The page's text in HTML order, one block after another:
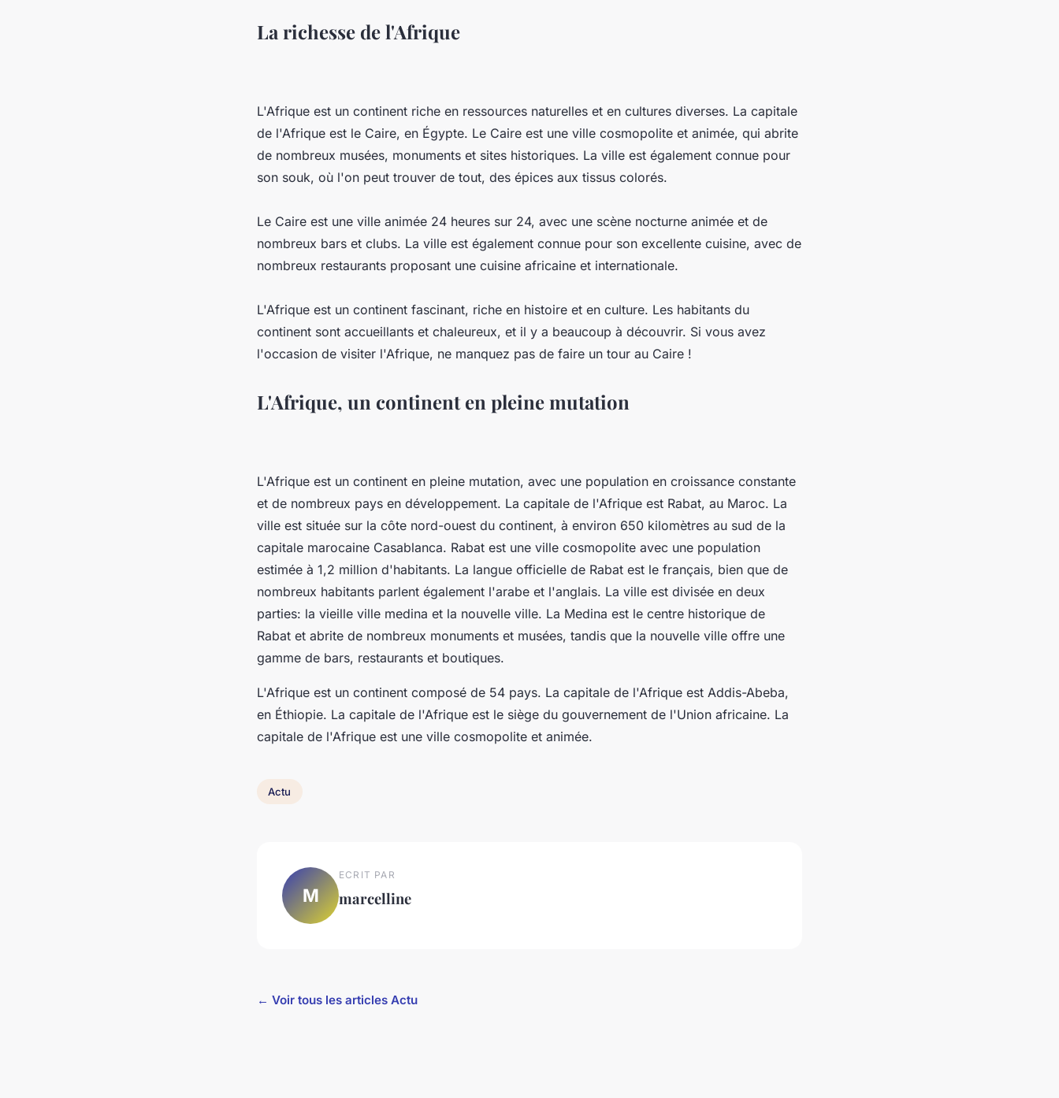
La richesse de l'Afrique
L'Afrique est un continent riche en ressources naturelles et en cultures diverses. La capitale
de l'Afrique est le Caire, en Égypte. Le Caire est une ville cosmopolite et animée, qui abrite
de nombreux musées, monuments et sites historiques. La ville est également connue pour
son souk, où l'on peut trouver de tout, des épices aux tissus colorés.
Le Caire est une ville animée 24 heures sur 24, avec une scène nocturne animée et de
nombreux bars et clubs. La ville est également connue pour son excellente cuisine, avec de
nombreux restaurants proposant une cuisine africaine et internationale.
L'Afrique est un continent fascinant, riche en histoire et en culture. Les habitants du
continent sont accueillants et chaleureux, et il y a beaucoup à découvrir. Si vous avez
l'occasion de visiter l'Afrique, ne manquez pas de faire un tour au Caire !
L'Afrique, un continent en pleine mutation
L'Afrique est un continent en pleine mutation, avec une population en croissance constante
et de nombreux pays en développement. La capitale de l'Afrique est Rabat, au Maroc. La
ville est située sur la côte nord-ouest du continent, à environ 650 kilomètres au sud de la
capitale marocaine Casablanca. Rabat est une ville cosmopolite avec une population
estimée à 1,2 million d'habitants. La langue officielle de Rabat est le français, bien que de
nombreux habitants parlent également l'arabe et l'anglais. La ville est divisée en deux
parties: la vieille ville medina et la nouvelle ville. La Medina est le centre historique de
Rabat et abrite de nombreux monuments et musées, tandis que la nouvelle ville offre une
gamme de bars, restaurants et boutiques.
L'Afrique est un continent composé de 54 pays. La capitale de l'Afrique est Addis-Abeba,
en Éthiopie. La capitale de l'Afrique est le siège du gouvernement de l'Union africaine. La
capitale de l'Afrique est une ville cosmopolite et animée.
Actu
M
ECRIT PAR
marcelline
← Voir tous les articles Actu